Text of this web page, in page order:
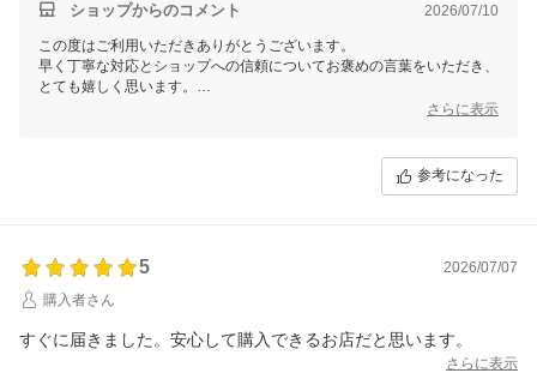
ショップからのコメント 2026/07/10
この度はご利用いただきありがとうございます。
早く丁寧な対応とショップへの信頼についてお褒めの言葉をいただき、
とても嬉しく思います。
これからもお客様にご満足いただけるサービスを提供できるよう努めて
さらに表示
参考になった
5
2026/07/07
購入者さん
すぐに届きました。安心して購入できるお店だと思います。
さらに表示